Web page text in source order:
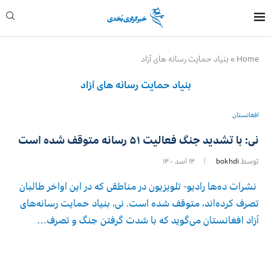
Home
» بنیاد حمایت رسانه های آزاد
بنیاد حمایت رسانه های آزاد
افغانستان
نی: با تشدید جنگ فعالیت ۵۱ رسانه متوقف شده است
توسط bokhdi ۱۴ اسد ۱۴۰۰
نشرات ده‌ها رادیو- تلویزیون در مناطقی که در این اواخر طالبان
تصرف کرده‌اند، متوقف شده است. نی، بنیاد حمایت رسانه‌های
آزاد افغانستان می‌گوید که با شدت گرفتن جنگ و تصرف…